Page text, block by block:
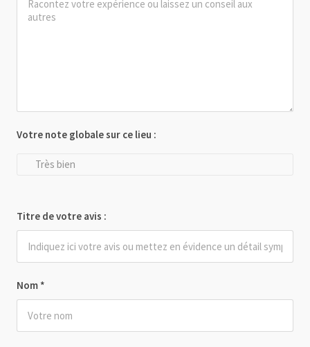
Nom *
Votre note globale sur ce lieu :
Très bien
Titre de votre avis :